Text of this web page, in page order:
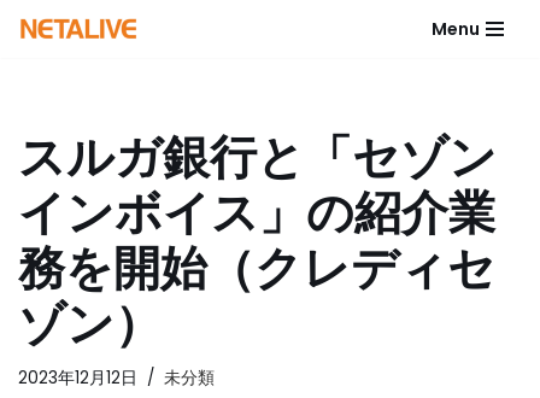
ン
ツ
へ
キ
ッ
プ
Menu
スルガ銀行と「セゾン
インボイス」の紹介業
務を開始（クレディセ
ゾン）
2023年12月12日 未分類